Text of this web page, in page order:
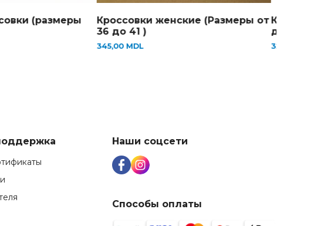
Кроссовки женские (Размеры отКеды подросток
Наши соцсети
Способы оплаты